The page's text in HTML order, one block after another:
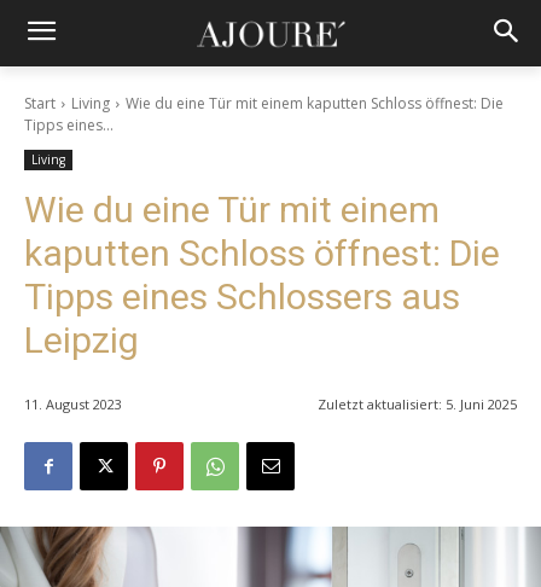
Start Living
Wie du eine Tür mit einem kaputten Schloss öffnest: Die
Tipps eines...
Living
Wie du eine Tür mit einem
kaputten Schloss öffnest: Die
Tipps eines Schlossers aus
Leipzig
11. August 2023 Zuletzt aktualisiert: 5. Juni 2025